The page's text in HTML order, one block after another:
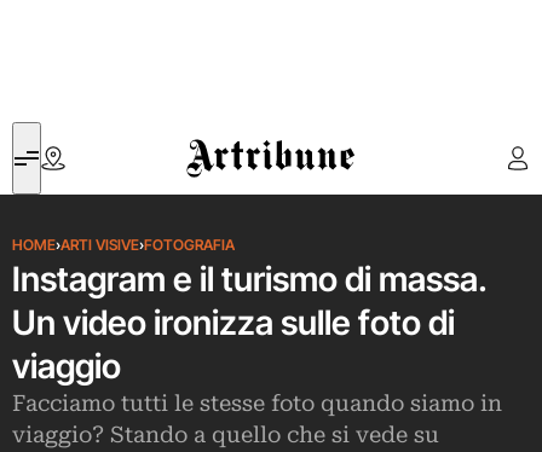
Artribune
HOME›ARTI VISIVE›FOTOGRAFIA
Instagram e il turismo di massa.
Un video ironizza sulle foto di
viaggio
Facciamo tutti le stesse foto quando siamo in
viaggio? Stando a quello che si vede su